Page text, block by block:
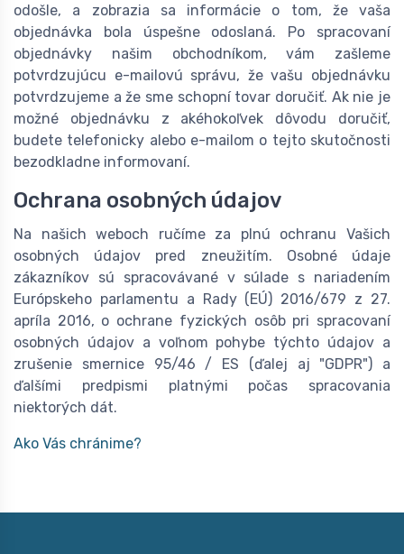
odošle, a zobrazia sa informácie o tom, že vaša
objednávka bola úspešne odoslaná. Po spracovaní
objednávky našim obchodníkom, vám zašleme
potvrdzujúcu e-mailovú správu, že vašu objednávku
potvrdzujeme a že sme schopní tovar doručiť. Ak nie je
možné objednávku z akéhokoľvek dôvodu doručiť,
budete telefonicky alebo e-mailom o tejto skutočnosti
bezodkladne informovaní.
Ochrana osobných údajov
Na našich weboch ručíme za plnú ochranu Vašich
osobných údajov pred zneužitím. Osobné údaje
zákazníkov sú spracovávané v súlade s nariadením
Európskeho parlamentu a Rady (EÚ) 2016/679 z 27.
apríla 2016, o ochrane fyzických osôb pri spracovaní
osobných údajov a voľnom pohybe týchto údajov a
zrušenie smernice 95/46 / ES (ďalej aj "GDPR") a
ďalšími predpismi platnými počas spracovania
niektorých dát.
Ako Vás chránime?